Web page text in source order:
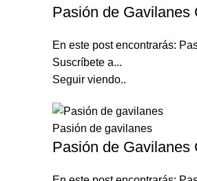
Pasión de Gavilanes
En este post encontrarás:
Suscríbete a...
Seguir viendo..
Pasión de gavilanes
Pasión de Gavilanes